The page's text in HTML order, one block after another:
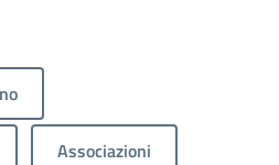
Associazioni